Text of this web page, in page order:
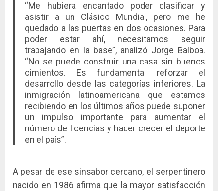
“Me hubiera encantado poder clasificar y
asistir a un Clásico Mundial, pero me he
quedado a las puertas en dos ocasiones. Para
poder estar ahí, necesitamos seguir
trabajando en la base”, analizó Jorge Balboa.
“No se puede construir una casa sin buenos
cimientos. Es fundamental reforzar el
desarrollo desde las categorías inferiores. La
inmigración latinoamericana que estamos
recibiendo en los últimos años puede suponer
un impulso importante para aumentar el
número de licencias y hacer crecer el deporte
en el país”.
A pesar de ese sinsabor cercano, el serpentinero
nacido en 1986 afirma que la mayor satisfacción